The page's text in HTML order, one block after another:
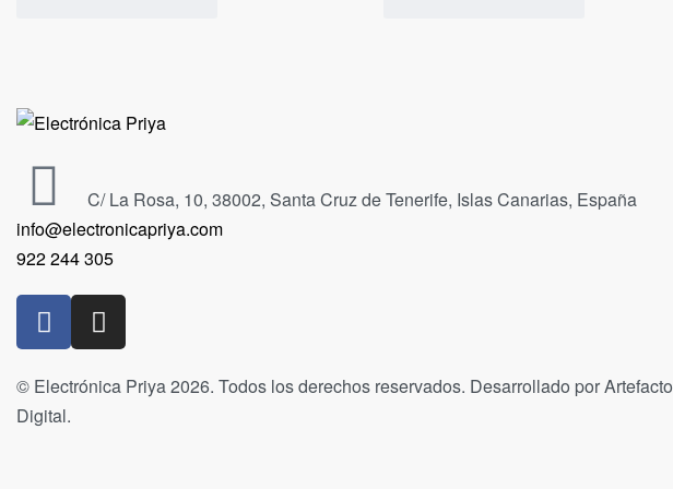
C/ La Rosa, 10, 38002, Santa Cruz de Tenerife, Islas Canarias, España
info@electronicapriya.com
922 244 305
© Electrónica Priya 2026. Todos los derechos reservados. Desarrollado por Artefacto
Digital.